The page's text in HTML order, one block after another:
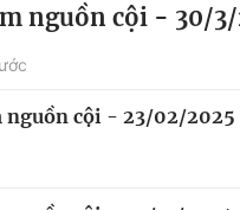
nguồn cội - 30/
nguồn cội - 23/02/2025